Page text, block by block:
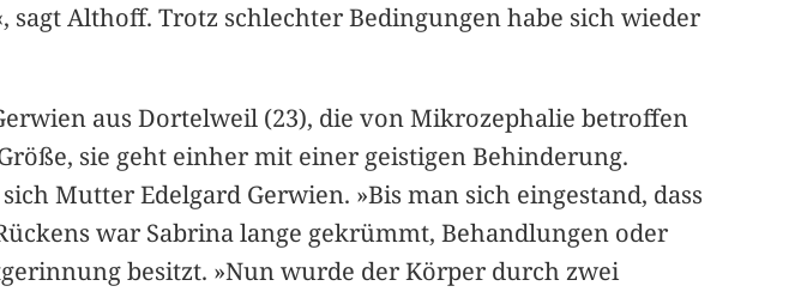
Althoff. Trotz schlechter Bedingungen habe sich wieder
aus Dortelweil (23), die von Mikrozephalie betroffen
sie geht einher mit einer geistigen Behinderung.
Mutter Edelgard Gerwien. »Bis man sich eingestand, dass
war Sabrina lange gekrümmt, Behandlungen oder
besitzt. »Nun wurde der Körper durch zwei